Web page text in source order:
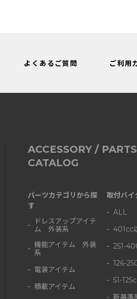
よくあるご質問 ご利用
ACCESSORY /
CATALOG
パーツカテゴリから探
す
ドレスアップアイテ
ム 外装系
機能アイテム 外装
系
電装アイテム
積載アイテム
取付バイ
ALL
401cc
251-
126-
51-
新基準